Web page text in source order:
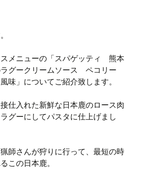
メニューの「スパゲッティ 熊本
グークリームソース ペコリー
味」についてご紹介致します。
仕入れた新鮮な日本鹿のロース肉
グーにしてパスタに仕上げまし
師さんが狩りに行って、最短の時
この日本鹿。